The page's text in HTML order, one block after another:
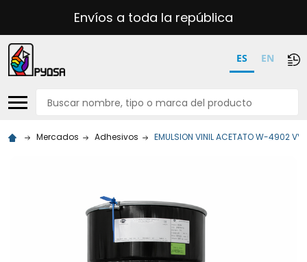
Envíos a toda la república
ES EN
Buscar
Mercados Adhesivos EMULSION VINIL ACETATO W-4902 VV